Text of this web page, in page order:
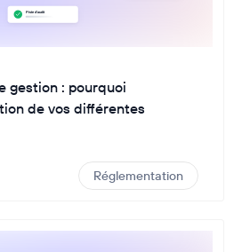
gestion : pourquoi
de vos différentes
Réglementation